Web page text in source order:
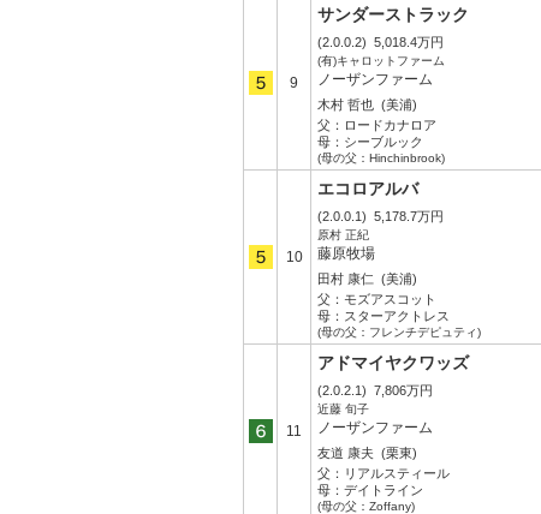
9
サンダーストラック
(2.0.0.2) 5,018.4万円
(有)キャロットファーム
ノーザンファーム
木村 哲也 (美浦)
父： ロードカナロア
母： シーブルック
(母の父：Hinchinbrook)
10
エコロアルバ
(2.0.0.1) 5,178.7万円
原村 正紀
藤原牧場
田村 康仁 (美浦)
父： モズアスコット
母： スターアクトレス
(母の父：フレンチデピュティ)
11
アドマイヤクワッズ
(2.0.2.1) 7,806万円
近藤 旬子
ノーザンファーム
友道 康夫 (栗東)
父： リアルスティール
母： デイトライン
(母の父：Zoffany)